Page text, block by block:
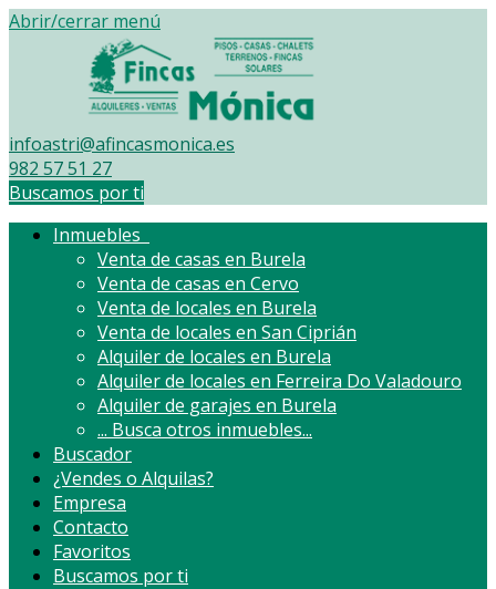
Abrir/cerrar menú
infoastri@afincasmonica.es
982 57 51 27
Buscamos por ti
Inmuebles
Venta de casas en Burela
Venta de casas en Cervo
Venta de locales en Burela
Venta de locales en San Ciprián
Alquiler de locales en Burela
Alquiler de locales en Ferreira Do Valadouro
Alquiler de garajes en Burela
... Busca otros inmuebles...
Buscador
¿Vendes o Alquilas?
Empresa
Contacto
Favoritos
Buscamos por ti